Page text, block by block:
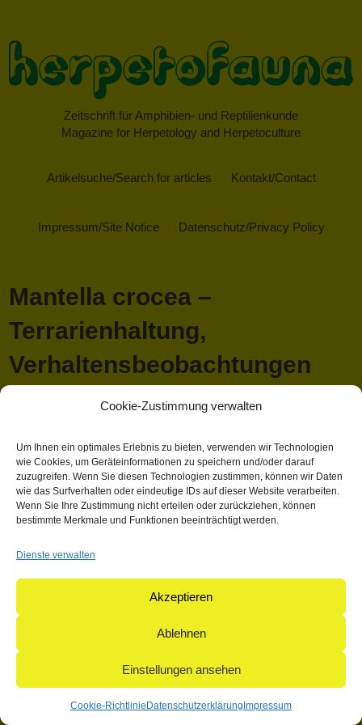
Cookie-Zustimmung verwalten
Um Ihnen ein optimales Erlebnis zu bieten, verwenden wir Technologien
wie Cookies, um Geräteinformationen zu speichern und/oder darauf
zuzugreifen. Wenn Sie diesen Technologien zustimmen, können wir Daten
wie das Surfverhalten oder eindeutige IDs auf dieser Website verarbeiten.
Wenn Sie Ihre Zustimmung nicht erteilen oder zurückziehen, können
bestimmte Merkmale und Funktionen beeinträchtigt werden.
Dienste verwalten
Akzeptieren
Ablehnen
Einstellungen ansehen
Cookie-Richtlinie Datenschutzerklärung Impressum
Zeitschrift für Amphibien- und Reptilienkunde
Magazine for Herpetology and Herpetoculture
Artikelsuche/Search for articles Kontakt/Contact
Impressum/Site Notice Datenschutz/Privacy Policy
Mantella crocea –
Terrarienhaltung,
Verhaltensbeobachtungen
und Nachzucht
April 13, 2018 1:03 p.m. Veröffentlicht von Mathieu Hauck
Kategorisiert in: Allgemein
Dieser Artikel wurde verfasst von Mathieu Hauck
71365 Weinstadt | Germany